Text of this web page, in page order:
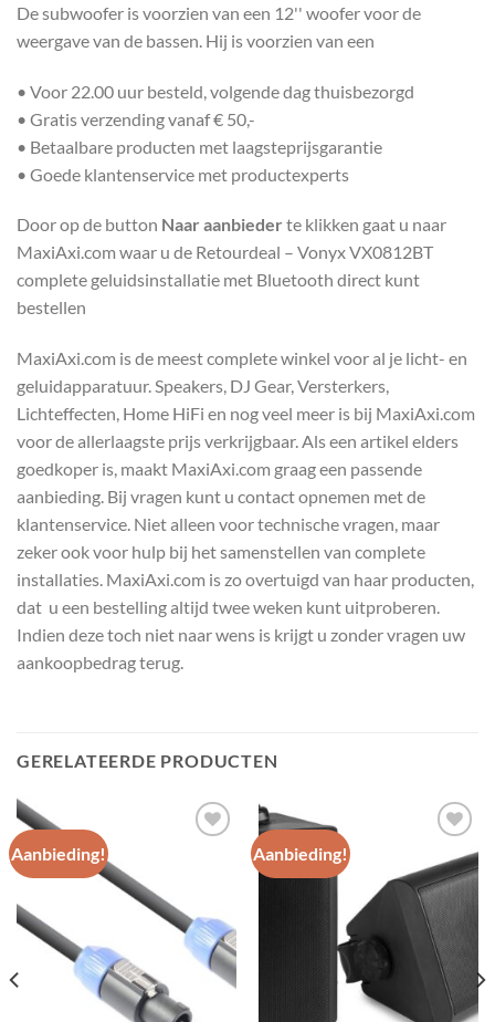
De subwoofer is voorzien van een 12'' woofer voor de
weergave van de bassen. Hij is voorzien van een
• Voor 22.00 uur besteld, volgende dag thuisbezorgd
• Gratis verzending vanaf € 50,-
• Betaalbare producten met laagsteprijsgarantie
• Goede klantenservice met productexperts
Door op de button Naar aanbieder te klikken gaat u naar
MaxiAxi.com waar u de Retourdeal – Vonyx VX0812BT
complete geluidsinstallatie met Bluetooth direct kunt
bestellen
MaxiAxi.com is de meest complete winkel voor al je licht- en
geluidapparatuur. Speakers, DJ Gear, Versterkers,
Lichteffecten, Home HiFi en nog veel meer is bij MaxiAxi.com
voor de allerlaagste prijs verkrijgbaar. Als een artikel elders
goedkoper is, maakt MaxiAxi.com graag een passende
aanbieding. Bij vragen kunt u contact opnemen met de
klantenservice. Niet alleen voor technische vragen, maar
zeker ook voor hulp bij het samenstellen van complete
installaties. MaxiAxi.com is zo overtuigd van haar producten,
dat u een bestelling altijd twee weken kunt uitproberen.
Indien deze toch niet naar wens is krijgt u zonder vragen uw
aankoopbedrag terug.
GERELATEERDE PRODUCTEN
Aanbieding!
wenslijst
Aanbieding!
Toevoegen
aan
wenslijst